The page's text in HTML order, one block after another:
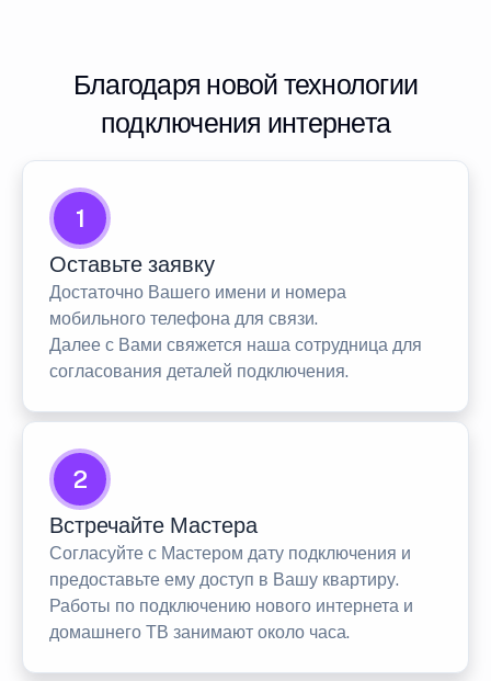
Благодаря новой технологии
подключения интернета
1
Оставьте заявку
Достаточно Вашего имени и номера
мобильного телефона для связи.
Далее с Вами свяжется наша сотрудница для
согласования деталей подключения.
2
Встречайте Мастера
Согласуйте с Мастером дату подключения и
предоставьте ему доступ в Вашу квартиру.
Работы по подключению нового интернета и
домашнего ТВ занимают около часа.